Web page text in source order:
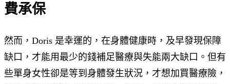
費承保
然而，Doris 是幸運的，在身體健康時，及早發現保障
缺口，才能用最少的錢補足醫療與失能兩大缺口。但有
些單身女性卻是等到身體發生狀況，才想加買醫療險，